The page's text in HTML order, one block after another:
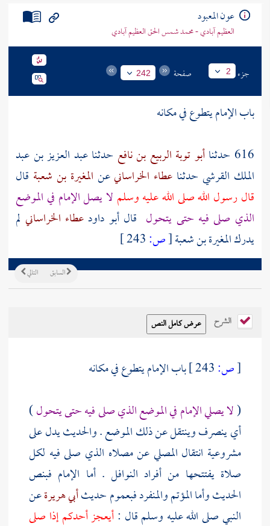
عون المعبود
العظيم آبادي - محمد شمس الحق العظيم آبادي
جزء 2 صفحة 242
باب الإمام يتطوع في مكانه
616 حدثنا
أبو توبة الربيع بن نافع حدثناعبد العزيز بن عبد
الملك القرشي حدثنا عطاء الخراسانيعن المغيرة بن شعبة قال
قال رسول الله صلى الله عليه وسلم لا يصل الإمام في الموضع
الذي صلى فيه حتى يتحول قال أبو داودعطاء الخراساني لم
يدركالمغيرة بن شعبة[ص:
التالي السابق
الشرح
[ص:
باب الإمام يتطوع في مكانه
(لا يصلي الإمام في الموضع الذي صلى فيه حتى يتحول)
أي ينصرف وينتقل عن ذلك الموضع . والحديث يدل على
مشروعية انتقال المصلي عن مصلاه الذي صلى فيه لكل
صلاة يفتتحها من أفراد النوافل . أما الإمام فبنص
الحديث وأما المؤتم والمنفرد فبعموم حديثأبي هريرةعن
النبي صلى الله عليه وسلم قال :أيعجز أحدكم إذا صلى